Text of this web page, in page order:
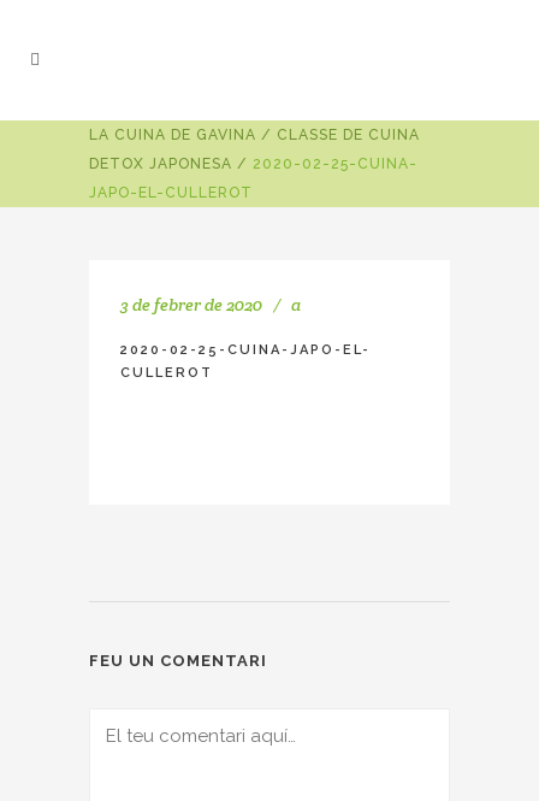
LA CUINA DE GAVINA / CLASSE DE CUINA
DETOX JAPONESA / 2020-02-25-CUINA-
JAPO-EL-CULLEROT
3 de febrer de 2020 a
2020-02-25-CUINA-JAPO-EL-
CULLEROT
FEU UN COMENTARI